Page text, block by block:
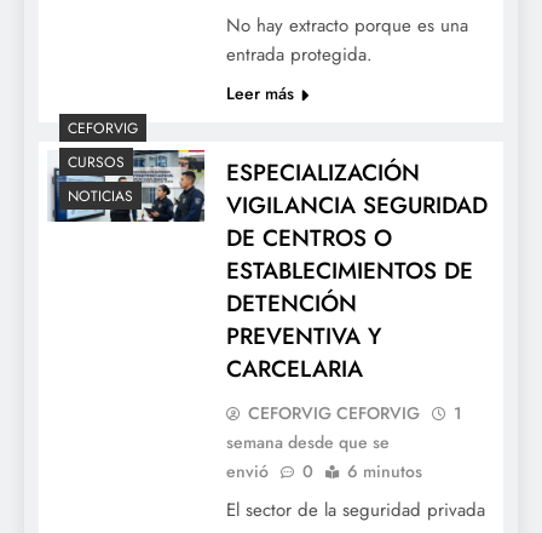
No hay extracto porque es una
entrada protegida.
Leer más
CEFORVIG
CURSOS
NOTICIAS
ESPECIALIZACIÓN
VIGILANCIA SEGURIDAD
DE CENTROS O
ESTABLECIMIENTOS DE
DETENCIÓN
PREVENTIVA Y
CARCELARIA
CEFORVIG CEFORVIG
1
semana desde que se
envió
0 6 minutos
El sector de la seguridad privada